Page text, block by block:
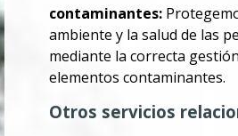
contaminantes:
ambiente y la salud de las
mediante la correcta
elementos contaminantes.
Otros servicios